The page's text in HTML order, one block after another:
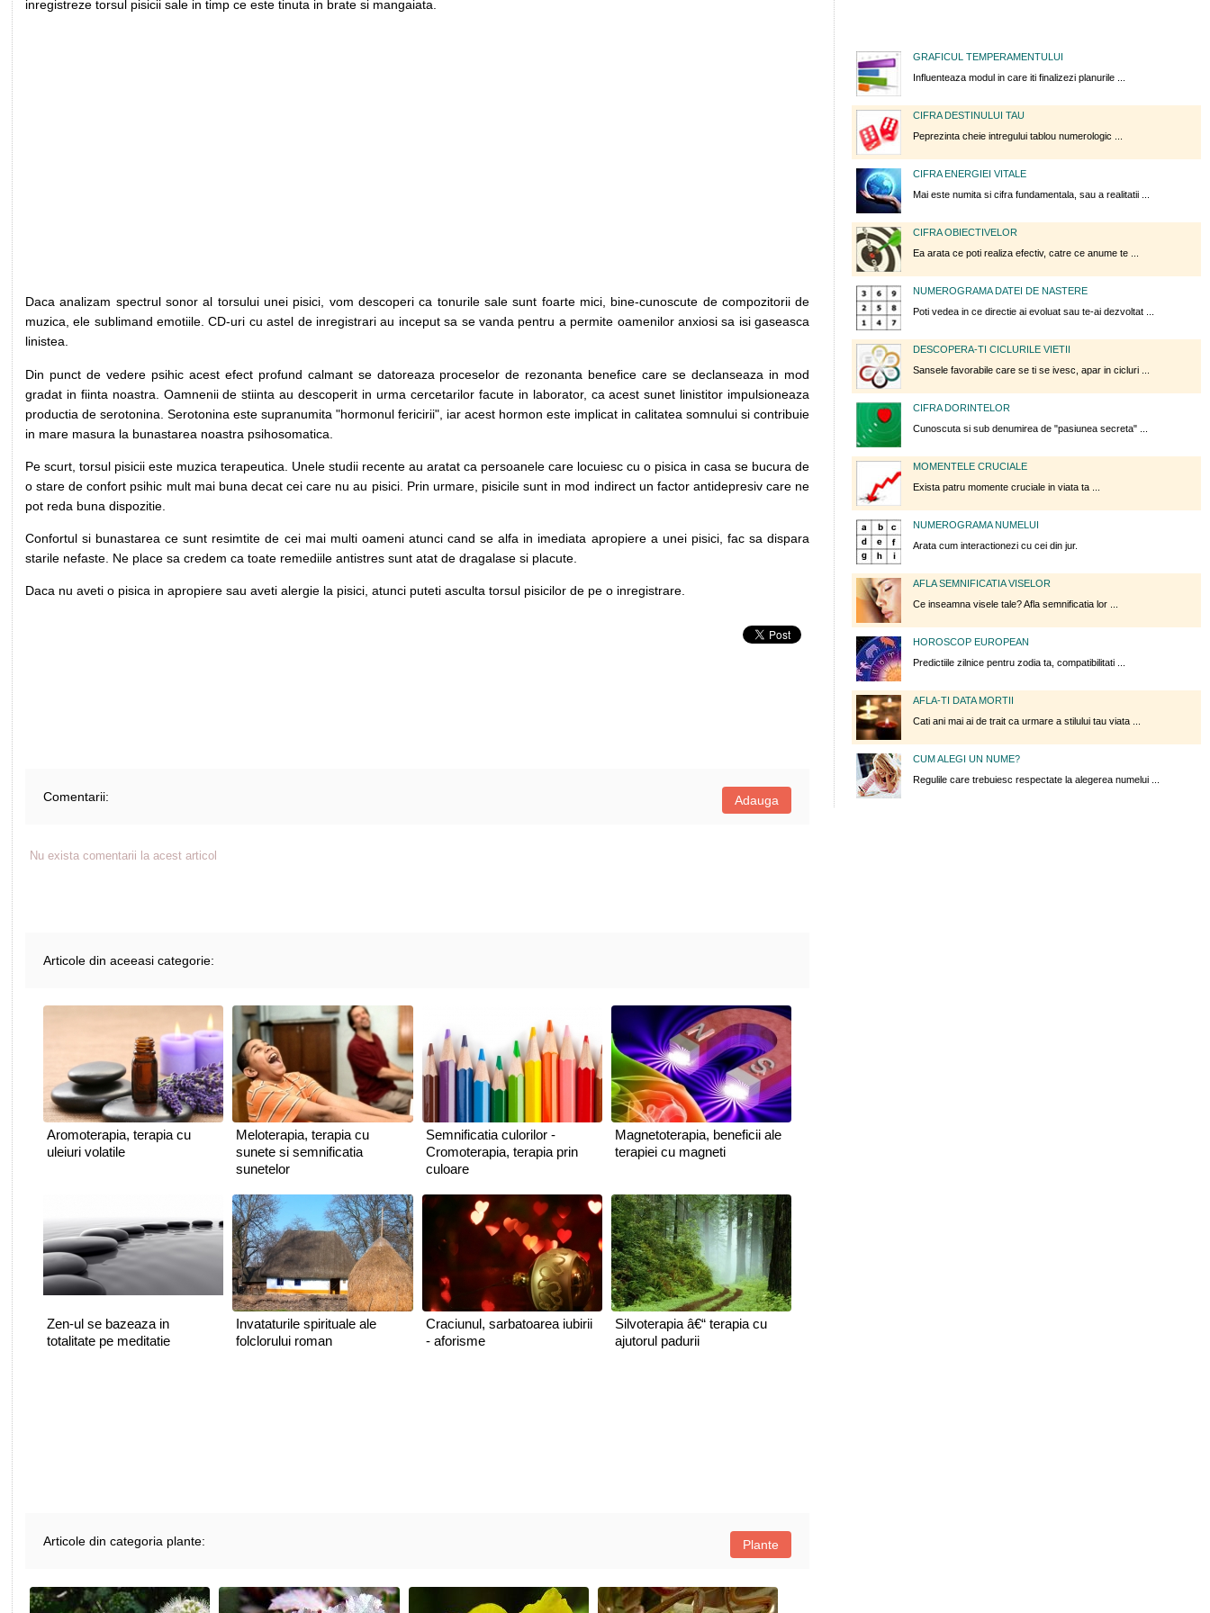
inregistreze torsul pisicii sale in timp ce este tinuta in brate si mangaiata.
Daca analizam spectrul sonor al torsului unei pisici, vom descoperi ca tonurile sale sunt foarte mici, bine-cunoscute de compozitorii de
muzica, ele sublimand emotiile. CD-uri cu astel de inregistrari au inceput sa se vanda pentru a permite oamenilor anxiosi sa isi gaseasca
linistea.
Din punct de vedere psihic acest efect profund calmant se datoreaza proceselor de rezonanta benefice care se declanseaza in mod
gradat in fiinta noastra. Oamnenii de stiinta au descoperit in urma cercetarilor facute in laborator, ca acest sunet linistitor impulsioneaza
productia de serotonina. Serotonina este supranumita "hormonul fericirii", iar acest hormon este implicat in calitatea somnului si contribuie
in mare masura la bunastarea noastra psihosomatica.
Pe scurt, torsul pisicii este muzica terapeutica. Unele studii recente au aratat ca persoanele care locuiesc cu o pisica in casa se bucura de
o stare de confort psihic mult mai buna decat cei care nu au pisici. Prin urmare, pisicile sunt in mod indirect un factor antidepresiv care ne
pot reda buna dispozitie.
Confortul si bunastarea ce sunt resimtite de cei mai multi oameni atunci cand se alfa in imediata apropiere a unei pisici, fac sa dispara
starile nefaste. Ne place sa credem ca toate remediile antistres sunt atat de dragalase si placute.
Daca nu aveti o pisica in apropiere sau aveti alergie la pisici, atunci puteti asculta torsul pisicilor de pe o inregistrare.
Comentarii: Adauga
Nu exista comentarii la acest articol
Articole din aceeasi categorie:
Aromoterapia, terapia cu
uleiuri volatile
Meloterapia, terapia cu
sunete si semnificatia
sunetelor
Semnificatia culorilor -
Cromoterapia, terapia prin
culoare
Magnetoterapia, beneficii ale
terapiei cu magneti
Zen-ul se bazeaza in
totalitate pe meditatie
Invataturile spirituale ale
folclorului roman
Craciunul, sarbatoarea iubirii
- aforisme
Silvoterapia â€“ terapia cu
ajutorul padurii
Articole din categoria plante: Plante
GRAFICUL TEMPERAMENTULUI
Influenteaza modul in care iti finalizezi planurile ...
CIFRA DESTINULUI TAU
Peprezinta cheie intregului tablou numerologic ...
CIFRA ENERGIEI VITALE
Mai este numita si cifra fundamentala, sau a realitatii ...
CIFRA OBIECTIVELOR
Ea arata ce poti realiza efectiv, catre ce anume te ...
NUMEROGRAMA DATEI DE NASTERE
Poti vedea in ce directie ai evoluat sau te-ai dezvoltat ...
DESCOPERA-TI CICLURILE VIETII
Sansele favorabile care se ti se ivesc, apar in cicluri ...
CIFRA DORINTELOR
Cunoscuta si sub denumirea de "pasiunea secreta" ...
MOMENTELE CRUCIALE
Exista patru momente cruciale in viata ta ...
NUMEROGRAMA NUMELUI
Arata cum interactionezi cu cei din jur.
AFLA SEMNIFICATIA VISELOR
Ce inseamna visele tale? Afla semnificatia lor ...
HOROSCOP EUROPEAN
Predictiile zilnice pentru zodia ta, compatibilitati ...
AFLA-TI DATA MORTII
Cati ani mai ai de trait ca urmare a stilului tau viata ...
CUM ALEGI UN NUME?
Regulile care trebuiesc respectate la alegerea numelui ...